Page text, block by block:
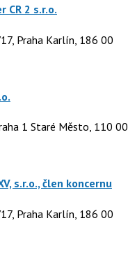
CR 2 s.r.o.
Praha Karlín, 186 00
1 Staré Město, 110 00
s.r.o., člen koncernu
Praha Karlín, 186 00